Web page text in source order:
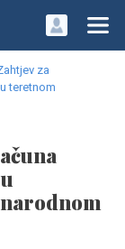
za
teretnom